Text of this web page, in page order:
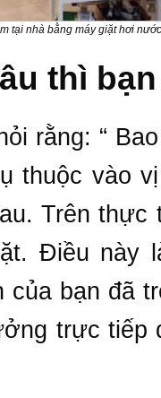
tại nhà bằng máy giặt hơi nước
thì
rằng: “
thuộc vào
Trên
Điều này
của bạn đã
trực